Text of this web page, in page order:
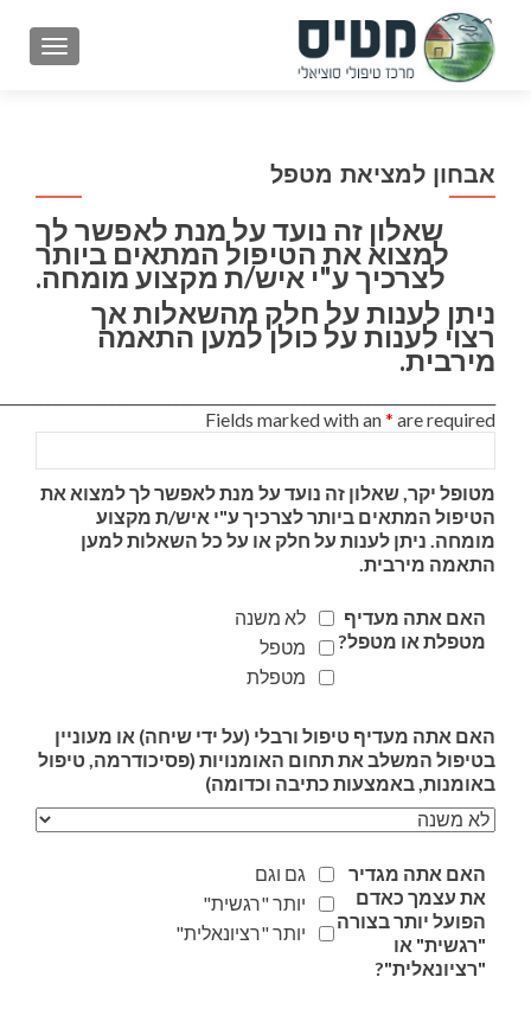
אבחון למציאת מטפל
שאלון זה נועד על מנת לאפשר לך
למצוא את הטיפול המתאים ביותר
לצרכיך ע"י איש/ת מקצוע מומחה.
ניתן לענות על חלק מהשאלות אך
רצוי לענות על כולן למען התאמה
מירבית.
Fields marked with an* are required
מטופל יקר, שאלון זה נועד על מנת לאפשר לך למצוא את
הטיפול המתאים ביותר לצרכיך ע"י איש/ת מקצוע
מומחה. ניתן לענות על חלק או על כל השאלות למען
התאמה מירבית.
האם אתה מעדיף
מטפלת או מטפל?
לא משנה
מטפל
מטפלת
האם אתה מעדיף טיפול ורבלי (על ידי שיחה) או מעוניין
בטיפול המשלב את תחום האומנויות (פסיכודרמה, טיפול
באומנות, באמצעות כתיבה וכדומה)
האם אתה מגדיר
את עצמך כאדם
הפועל יותר בצורה
"רגשית" או
"רציונאלית"?
גם וגם
יותר "רגשית"
יותר "רציונאלית"